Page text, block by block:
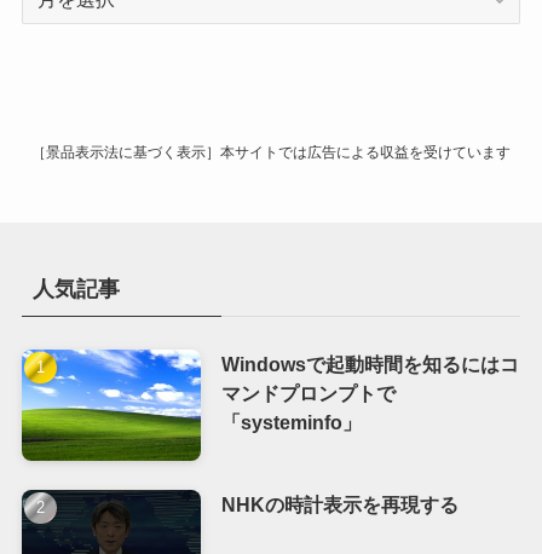
［景品表示法に基づく表示］本サイトでは広告による収益を受けています
人気記事
Windowsで起動時間を知るにはコ
マンドプロンプトで
「systeminfo」
NHKの時計表示を再現する